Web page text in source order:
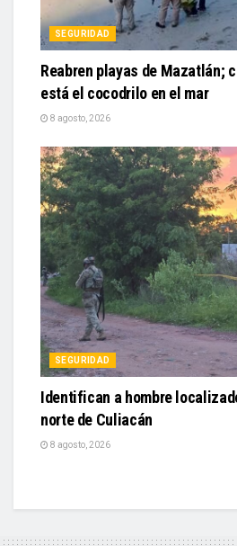
SEGURIDAD
Reabren playas de Mazatlán;
está el cocodrilo en el mar
8 agosto, 2026
SEGURIDAD
Identifican a hombre
norte de Culiacán
8 agosto, 2026